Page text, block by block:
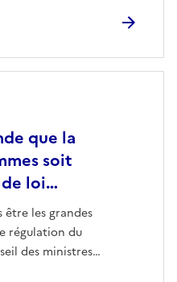
que la
soit
loi…
être les grandes
régulation du
des ministres…